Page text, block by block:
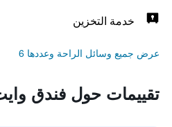
خدمة التخزين
عرض جميع وسائل الراحة وعددها 6
تقييمات حول فندق